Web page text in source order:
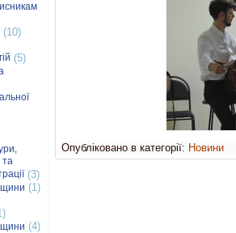
(10)
(5)
та
(3)
(1)
(4)
Опубліковано в категорії: Новини